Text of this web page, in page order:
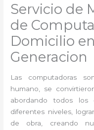
Servicio de
de
Domicilio
Generacion
Las computadoras
humano, se
abordando todos
diferentes niveles,
de obra, creando